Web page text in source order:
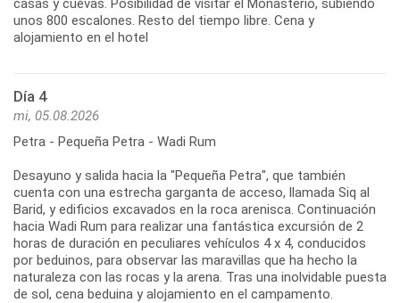
unos 800 escalones. Resto del tiempo libre. Cena y
alojamiento en el hotel
Día 4
mi, 05.08.2026
Petra - Pequeña Petra - Wadi Rum
Desayuno y salida hacia la "Pequeña Petra", que también
cuenta con una estrecha garganta de acceso, llamada Siq al
Barid, y edificios excavados en la roca arenisca. Continuación
hacia Wadi Rum para realizar una fantástica excursión de 2
horas de duración en peculiares vehículos 4 x 4, conducidos
por beduinos, para observar las maravillas que ha hecho la
naturaleza con las rocas y la arena. Tras una inolvidable puesta
de sol, cena beduina y alojamiento en el campamento.